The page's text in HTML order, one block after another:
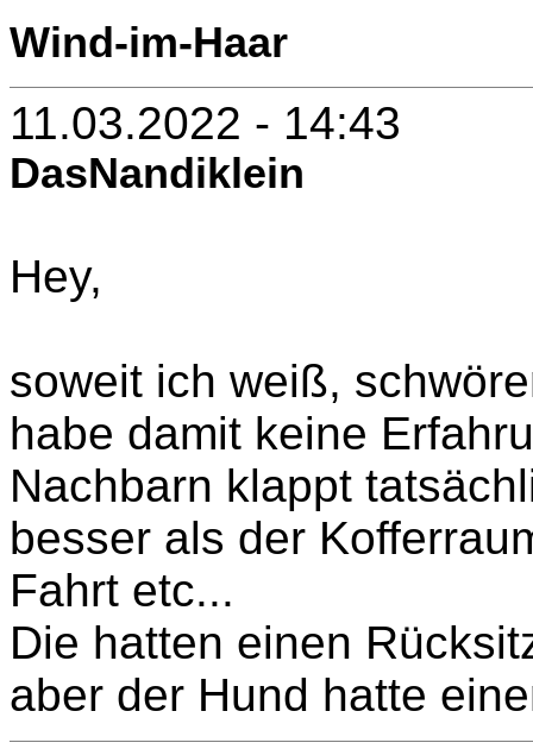
Wind-im-Haar
11.03.2022 - 14:43
DasNandiklein
Hey,
soweit ich weiß,
habe damit keine
Nachbarn klappt
besser als der
Fahrt etc...
Die hatten einen
aber der Hund hatte